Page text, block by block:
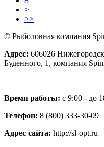
>
>>
© Рыболовная компания
Адрес: 606026
Буденного, 1, компания
Время работы: с 9:00 - до
Телефон: 8 (800) 333-30-09
Адрес сайта: http://sl-opt.ru